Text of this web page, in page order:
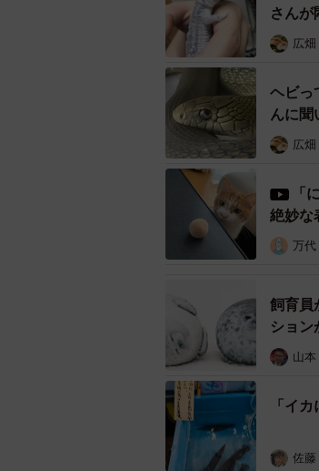
さんが
広畑
ヘビっ
んに聞
広畑
「
絶妙な
万代
飼育員
ション
山
「イ
佐藤